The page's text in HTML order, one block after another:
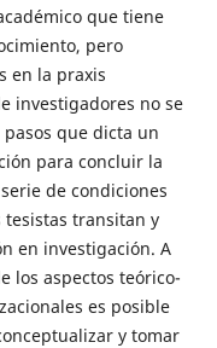
que tiene
pero
en la praxis
investigadores no se
que dicta un
para concluir la
de condiciones
tesistas transitan y
en investigación. A
los aspectos teórico-
es posible
y tomar